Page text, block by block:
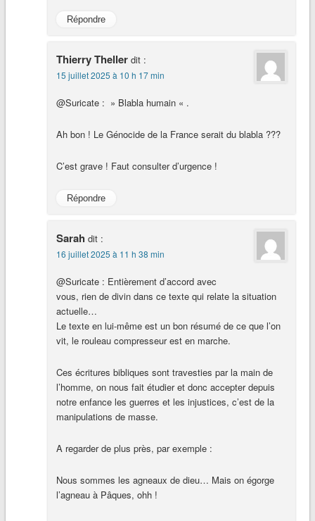
Répondre
Thierry Theller dit :
15 juillet 2025 à 10 h 17 min
@Suricate : » Blabla humain « .
Ah bon ! Le Génocide de la France serait du blabla ???
C’est grave ! Faut consulter d’urgence !
Répondre
Sarah dit :
16 juillet 2025 à 11 h 38 min
@Suricate : Entièrement d’accord avec
vous, rien de divin dans ce texte qui relate la situation
actuelle…
Le texte en lui-même est un bon résumé de ce que l’on
vit, le rouleau compresseur est en marche.
Ces écritures bibliques sont travesties par la main de
l’homme, on nous fait étudier et donc accepter depuis
notre enfance les guerres et les injustices, c’est de la
manipulations de masse.
A regarder de plus près, par exemple :
Nous sommes les agneaux de dieu… Mais on égorge
l’agneau à Pâques, ohh !